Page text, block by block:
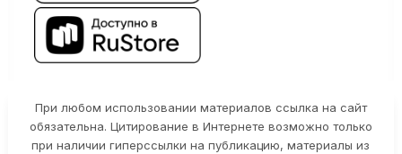
При любом использовании материалов ссылка на сайт
обязательна. Цитирование в Интернете возможно только
при наличии гиперссылки на публикацию, материалы из